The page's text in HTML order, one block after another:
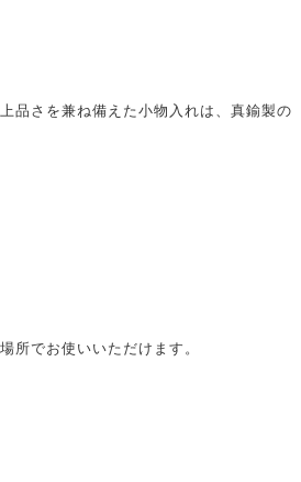
品さを兼ね備えた小物入れは、真鍮製の
所でお使いいただけます。